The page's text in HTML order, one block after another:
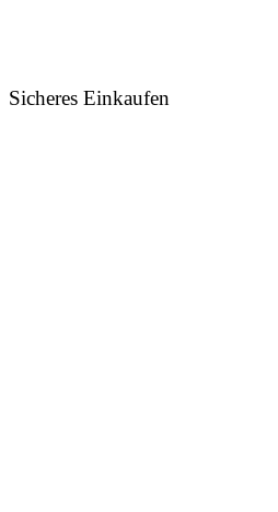
Sicheres Einkaufen